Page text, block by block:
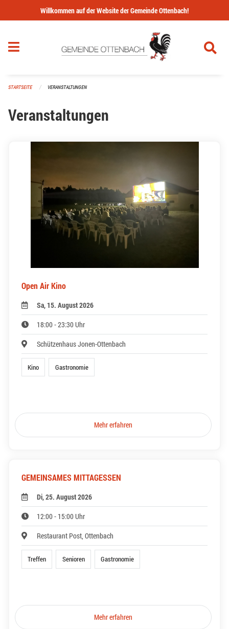
Navigation überspringen
Willkommen auf der Website der Gemeinde Ottenbach!
STARTSEITE VERANSTALTUNGEN
Veranstaltungen
Open Air Kino
Sa, 15. August 2026
18:00 - 23:30 Uhr
Schützenhaus Jonen-Ottenbach
Kino Gastronomie
Mehr erfahren
GEMEINSAMES MITTAGESSEN
Di, 25. August 2026
12:00 - 15:00 Uhr
Restaurant Post, Ottenbach
Treffen Senioren Gastronomie
Mehr erfahren